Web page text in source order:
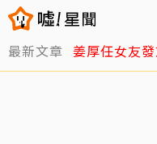
最新文章 姜厚任女友